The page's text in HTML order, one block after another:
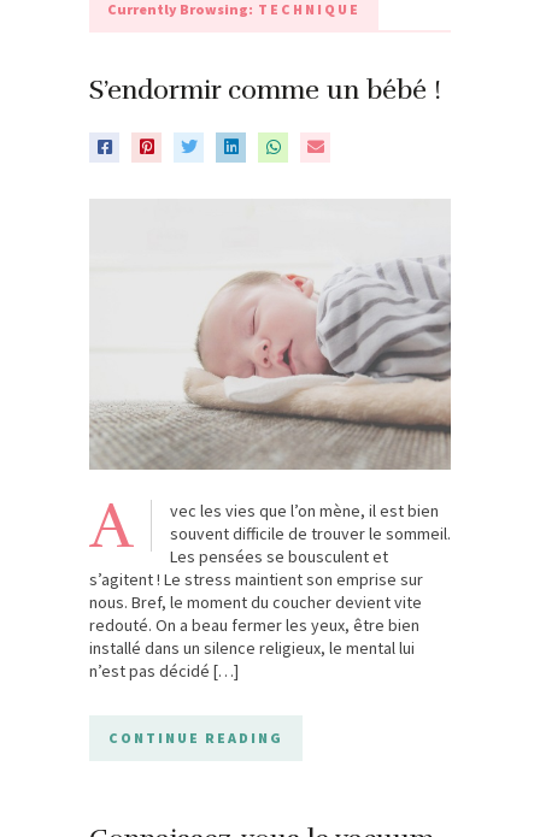
Currently Browsing: TECHNIQUE
S’endormir comme un bébé !
A
vec les vies que l’on mène, il est bien
souvent difficile de trouver le sommeil.
Les pensées se bousculent et
s’agitent ! Le stress maintient son emprise sur
nous. Bref, le moment du coucher devient vite
redouté. On a beau fermer les yeux, être bien
installé dans un silence religieux, le mental lui
n’est pas décidé […]
CONTINUE READING